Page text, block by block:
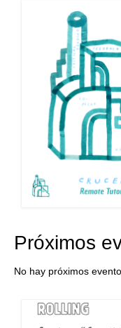
Próximos
No hay próximos